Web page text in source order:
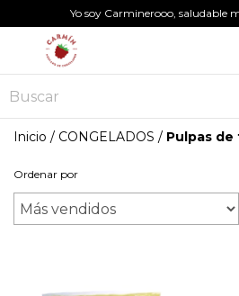
Yo soy Carminerooo, saludable
Inicio / CONGELADOS / Pulpas
Ordenar por